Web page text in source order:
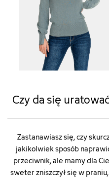
Czy da się
Zastanawiasz się, czy
jakikolwiek sposób
przeciwnik, ale mamy dla
sweter zniszczył się w